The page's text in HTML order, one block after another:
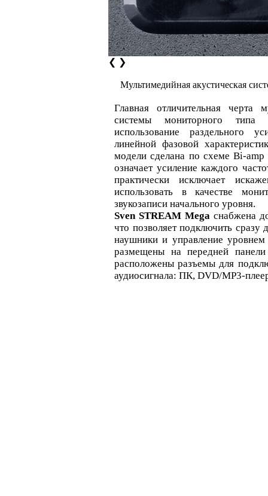
❮ ❯
Мультимедийная акустическая
Главная отличительная черта
системы мониторного типа
использование раздельного
линейной фазовой
модели сделана по схеме Bi-
означает усиление каждого
практически исключает
использовать в качестве
звукозаписи начального уровня.
Sven STREAM Mega снабжена
что позволяет подключить сразу
наушники и управление
размещены на передней
расположены разъемы для
аудиосигнала: ПК, DVD/MP3-